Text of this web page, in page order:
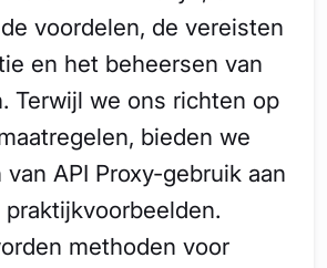
voordelen, de vereisten
en het beheersen van
Terwijl we ons richten op
bieden we
API Proxy-gebruik aan
praktijkvoorbeelden.
methoden voor